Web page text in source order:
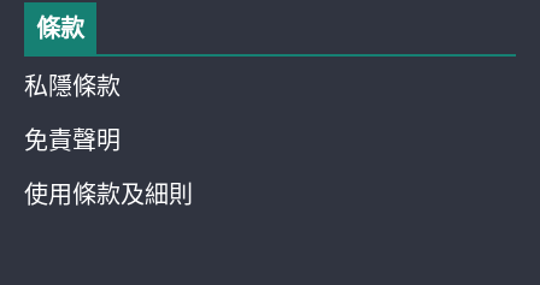
條款
私隱條款
免責聲明
使用條款及細則